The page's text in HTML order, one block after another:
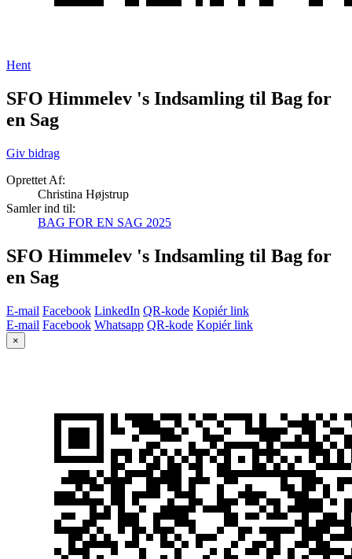
Hent
SFO Himmelev 's Indsamling til Bag for
en Sag
Giv bidrag
Oprettet Af:
Christina Højstrup
Samler ind til:
BAG FOR EN SAG 2025
SFO Himmelev 's Indsamling til Bag for
en Sag
E-mail Facebook LinkedIn QR-kode Kopiér link
E-mail Facebook Whatsapp QR-kode Kopiér link
×